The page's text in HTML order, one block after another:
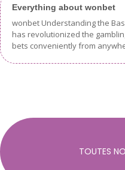
Everything about wonbet
wonbet Understanding the
has revolutionized the
bets conveniently from
TOUTES